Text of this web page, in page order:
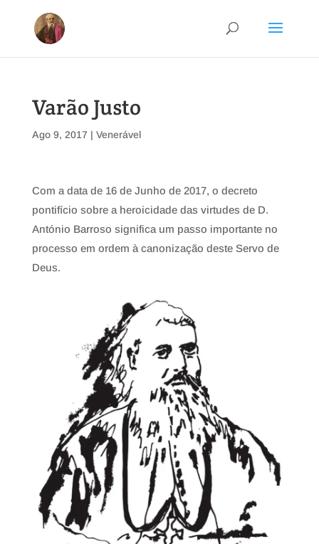
Varão Justo
Ago 9, 2017 | Venerável
Com a data de 16 de Junho de 2017, o decreto
pontifício sobre a heroicidade das virtudes de D.
António Barroso significa um passo importante no
processo em ordem à canonização deste Servo de
Deus.